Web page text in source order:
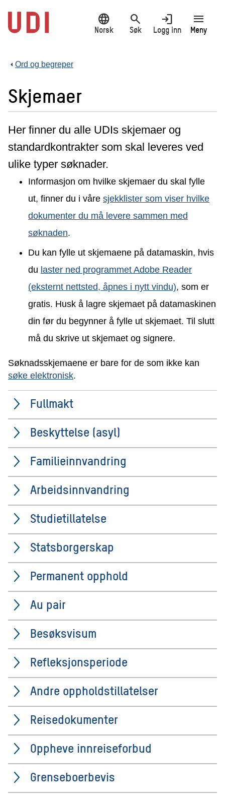
hovedinnhold
language
Norsk
search
Søk
login
Logg inn
menu
Meny
Ord og begreper
Skjemaer
Her finner du alle UDIs skjemaer og
standardkontrakter som skal leveres ved
ulike typer søknader.
Informasjon om hvilke skjemaer du skal fylle
ut, finner du i våre sjekklister som viser hvilke
dokumenter du må levere sammen med
søknaden.
Du kan fylle ut skjemaene på datamaskin, hvis
du laster ned programmet Adobe Reader
(eksternt nettsted, åpnes i nytt vindu), som er
gratis. Husk å lagre skjemaet på datamaskinen
din før du begynner å fylle ut skjemaet. Til slutt
må du skrive ut skjemaet og signere.
Søknadsskjemaene er bare for de som ikke kan
søke elektronisk.
Fullmakt
Beskyttelse (asyl)
Familieinnvandring
Arbeidsinnvandring
Studietillatelse
Statsborgerskap
Permanent opphold
Au pair
Besøksvisum
Refleksjonsperiode
Andre oppholdstillatelser
Reisedokumenter
Oppheve innreiseforbud
Grenseboerbevis